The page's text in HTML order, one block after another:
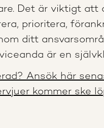
Det är viktigt att
prioritera,
ditt
är en
Ansök här
kommer ske